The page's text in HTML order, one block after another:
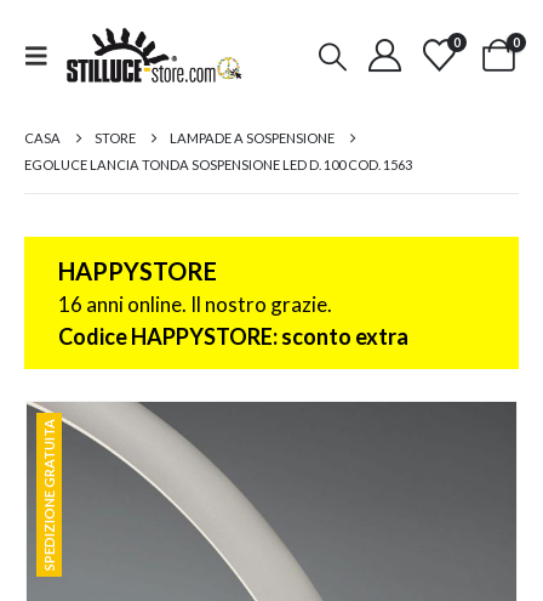
0 0
CASA STORE
LAMPADE A SOSPENSIONE
EGOLUCE LANCIA TONDA SOSPENSIONE LED D. 100 COD. 1563
HAPPYSTORE
16 anni online. Il nostro grazie.
Codice HAPPYSTORE: sconto extra
SPEDIZIONE GRATUITA
SPEDIZIONE GRATUITA